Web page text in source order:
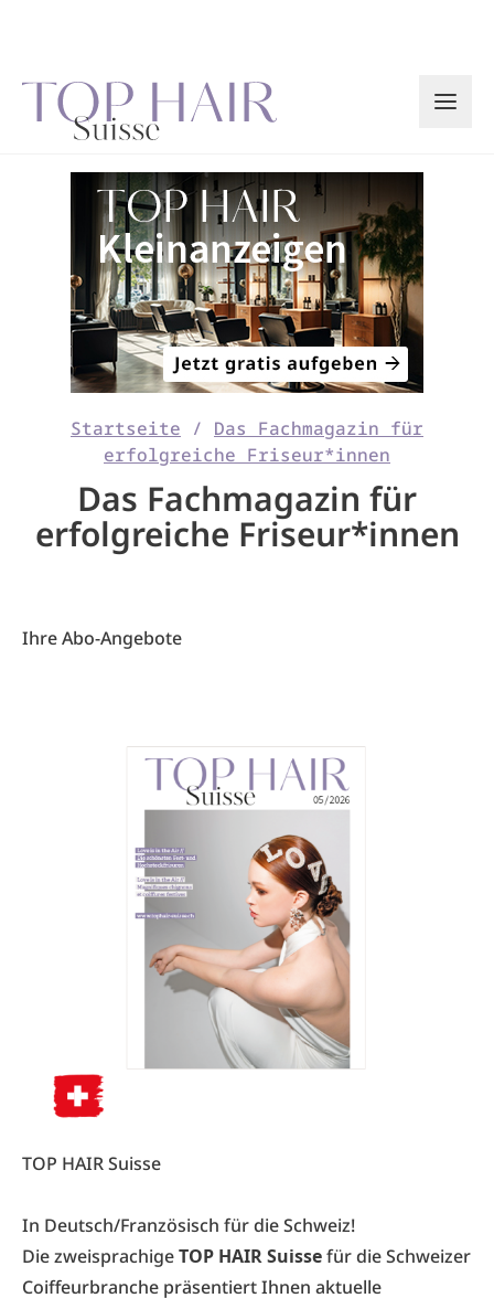
Startseite / Das Fachmagazin für
erfolgreiche Friseur*innen
Das Fachmagazin für
erfolgreiche Friseur*innen
Ihre Abo-Angebote
TOP HAIR Suisse
In Deutsch/Französisch für die Schweiz!
Die zweisprachigeTOP HAIR Suissefür die Schweizer
Coiffeurbranche präsentiert Ihnen aktuelle